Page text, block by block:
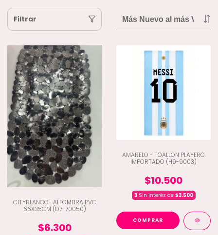
Filtrar
CITYBLANCO- ALFOMBRA PVC
66X35CM (O7-70050)
$6.300
AMARELO - TOALLON PLAYERO
IMPORTADO (H9-9003)
$10.500
3Sin interés de $3.500
COMPRAR